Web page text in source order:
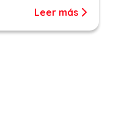
Leer más